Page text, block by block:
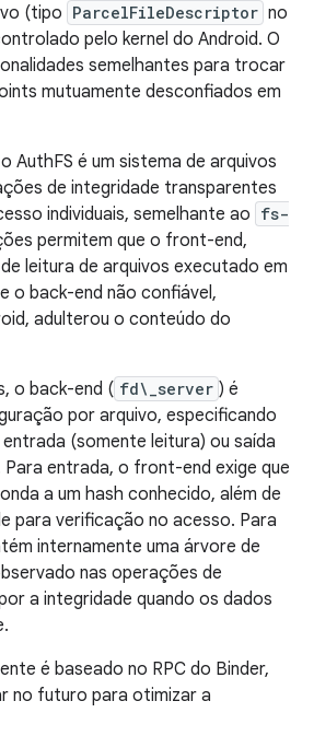
(tipo ParcelFileDescriptor no
pelo kernel do Android. O
semelhantes para trocar
mutuamente desconfiados em
AuthFS é um sistema de arquivos
de integridade transparentes
individuais, semelhante ao fs-
permitem que o front-end,
leitura de arquivos executado em
o back-end não confiável,
adulterou o conteúdo do
o back-end ( fd\_server ) é
por arquivo, especificando
(somente leitura) ou saída
entrada, o front-end exige que
a um hash conhecido, além de
para verificação no acesso. Para
internamente uma árvore de
nas operações de
a integridade quando os dados
é baseado no RPC do Binder,
no futuro para otimizar a